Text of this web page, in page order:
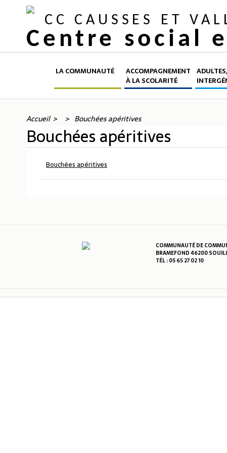
CC CAUSSES ET
Centre social
LA COMMUNAUTÉ
ACCOMPAGNEMENT
À LA SCOLARITÉ
Accueil Bouchées apéritives
Bouchées apéritives
Bouchées apéritives
COMMUNAUTÉ DE
BRAMEFOND 46200
TÉL : 05 65 27 02 10